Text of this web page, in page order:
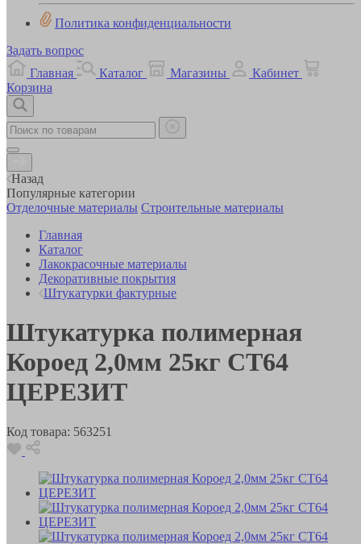
Политика конфиденциальности
Задать вопрос
Главная
Каталог Магазины
Кабинет
Корзина
Назад
Популярные категории
Отделочные материалы Строительные материалы
Главная
Каталог
Лакокрасочные материалы
Декоративные покрытия
Штукатурки фактурные
Штукатурка полимерная
Короед 2,0мм 25кг СТ64
ЦЕРЕЗИТ
Код товара: 563251